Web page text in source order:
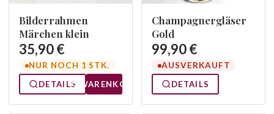
Bilderrahmen
Märchen klein
35,90 €
NUR NOCH 1 STK.
DETAILS
WARENKORB
Champagnergläser
Gold
99,90 €
AUSVERKAUFT
DETAILS